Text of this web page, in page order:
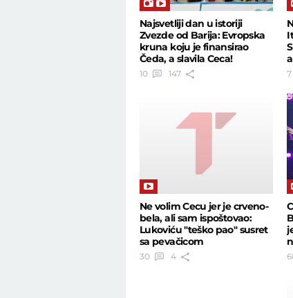
Najsvetliji dan u istoriji
Zvezde od Barija: Evropska
kruna koju je finansirao
Čeda, a slavila Ceca!
10 147 7
Ne volim Cecu jer je crveno-
bela, ali sam ispoštovao:
Lukoviću "teško pao" susret
sa pevačicom
30 4